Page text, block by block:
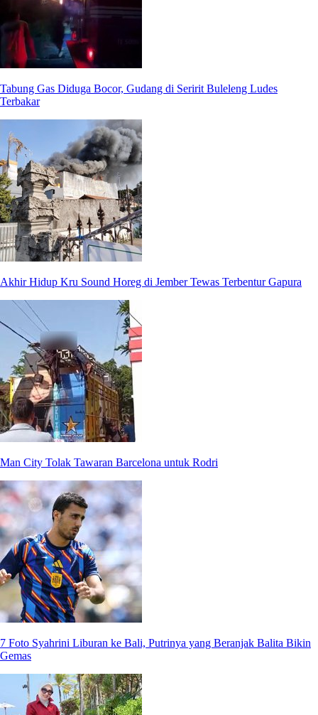
Tabung Gas Diduga Bocor, Gudang di Seririt Buleleng Ludes
Terbakar
Akhir Hidup Kru Sound Horeg di Jember Tewas Terbentur Gapura
Man City Tolak Tawaran Barcelona untuk Rodri
7 Foto Syahrini Liburan ke Bali, Putrinya yang Beranjak Balita Bikin
Gemas